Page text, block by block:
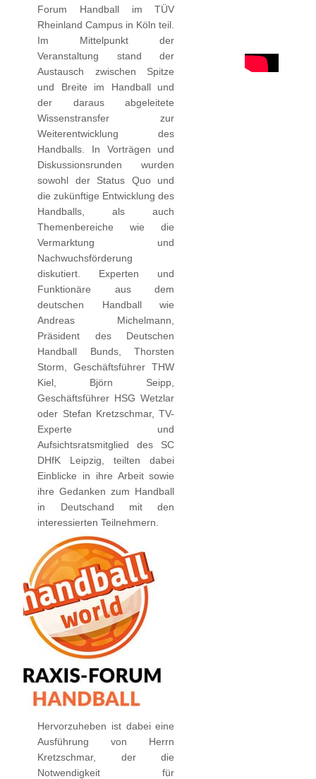
Forum Handball im TÜV
Rheinland Campus in Köln teil.
Im Mittelpunkt der
Veranstaltung stand der
Austausch zwischen Spitze
und Breite im Handball und
der daraus abgeleitete
Wissenstransfer zur
Weiterentwicklung des
Handballs. In Vorträgen und
Diskussionsrunden wurden
sowohl der Status Quo und
die zukünftige Entwicklung des
Handballs, als auch
Themenbereiche wie die
Vermarktung und
Nachwuchsförderung
diskutiert. Experten und
Funktionäre aus dem
deutschen Handball wie
Andreas Michelmann,
Präsident des Deutschen
Handball Bunds, Thorsten
Storm, Geschäftsführer THW
Kiel, Björn Seipp,
Geschäftsführer HSG Wetzlar
oder Stefan Kretzschmar, TV-
Experte und
Aufsichtsratsmitglied des SC
DHfK Leipzig, teilten dabei
Einblicke in ihre Arbeit sowie
ihre Gedanken zum Handball
in Deutschand mit den
interessierten Teilnehmern.
Hervorzuheben ist dabei eine
Ausführung von Herrn
Kretzschmar, der die
Notwendigkeit für